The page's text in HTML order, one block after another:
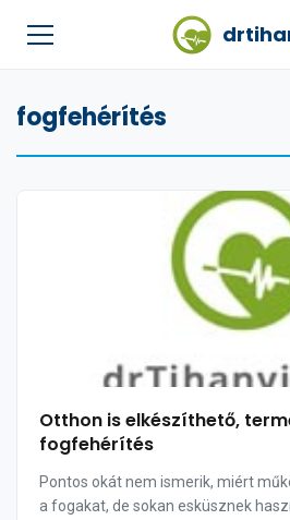
fogfehérítés
Otthon is elkészíthető,
fogfehérítés
Pontos okát nem ismerik, miért
a fogakat, de sokan esküsznek